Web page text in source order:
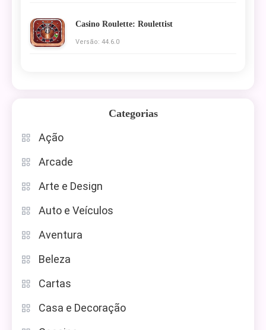
Casino Roulette: Roulettist
Versão: 44.6.0
Categorias
Ação
Arcade
Arte e Design
Auto e Veículos
Aventura
Beleza
Cartas
Casa e Decoração